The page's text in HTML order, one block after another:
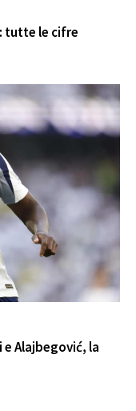
tutte le cifre
Alajbegović, la